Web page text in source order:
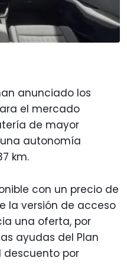
anunciado los
el mercado
de mayor
autonomía
km.
con un precio de
la versión de acceso
una oferta, por
ayudas del Plan
descuento por